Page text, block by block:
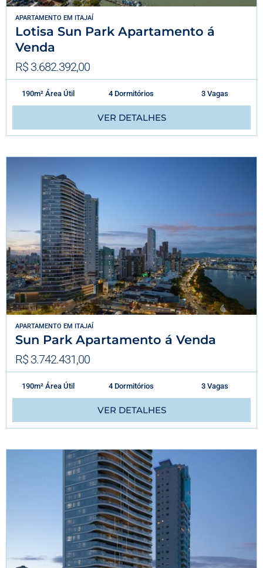
APARTAMENTO EM ITAJAÍ
Lotisa Sun Park Apartamento á
Venda
R$ 3.682.392,00
190m² Área Útil 4 Dormitórios 3 Vagas
VER DETALHES
APARTAMENTO EM ITAJAÍ
Sun Park Apartamento á Venda
R$ 3.742.431,00
190m² Área Útil 4 Dormitórios 3 Vagas
VER DETALHES